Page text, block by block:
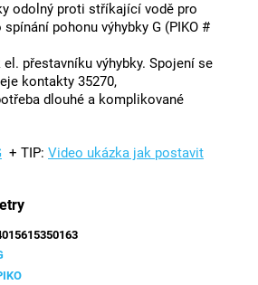
odolný proti stříkající vodě pro
pohonu výhybky G (PIKO #
přestavníku výhybky. Spojení se
kontakty 35270,
dlouhé a komplikované
+ TIP: Video ukázka jak postavit